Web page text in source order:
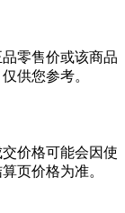
零售价或该商品
供您参考。
价格可能会因使
页价格为准。